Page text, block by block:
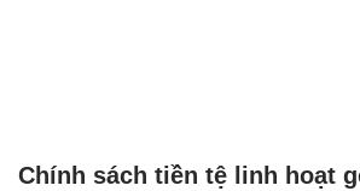
Chính sách tiền tệ linh hoạt